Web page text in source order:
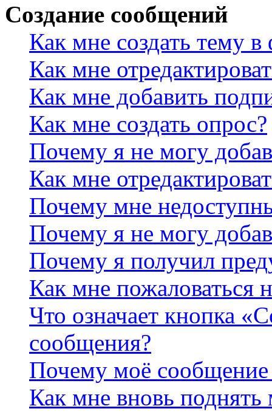
Создание сообщений
Как мне создать тему
Как мне
Как мне добавить
Как мне создать опрос?
Почему я не могу
Как мне
Почему мне
Почему я не могу
Почему я получил
Как мне пожаловаться
Что означает кнопка
сообщения?
Почему моё сообщение
Как мне вновь